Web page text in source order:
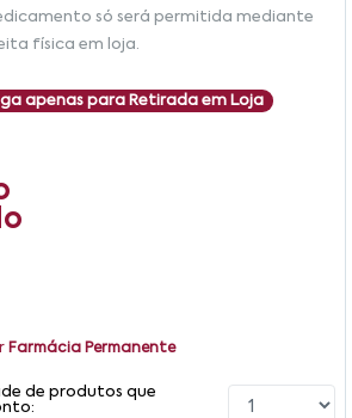
só será permitida mediante
física em loja.
apenas para Retirada em Loja
Farmácia Permanente
de produtos que